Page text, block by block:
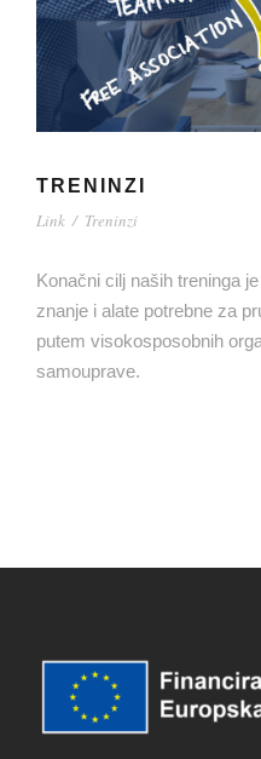
TRENINZI
Link / Treninzi
Konačni cilj naših treninga
znanje i alate potrebne za
putem visokosposobnih
samouprave.